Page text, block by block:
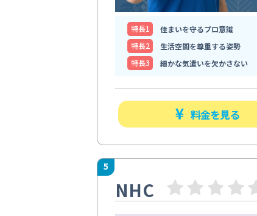
特⻑1
住まいを守るプロ意識
特⻑2
生活空間を尊重する姿勢
特⻑3
細かな気遣いを欠かさない
料金を見る
5
NHC